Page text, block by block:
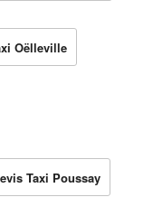
Oëlleville
Taxi Poussay